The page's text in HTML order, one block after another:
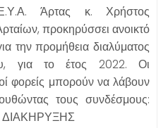
Άρτας κ. Χρήστος
προκηρύσσει ανοικτό
την προμήθεια διαλύματος
για το έτος 2022. Οι
φορείς μπορούν να λάβουν
τους συνδέσμους: